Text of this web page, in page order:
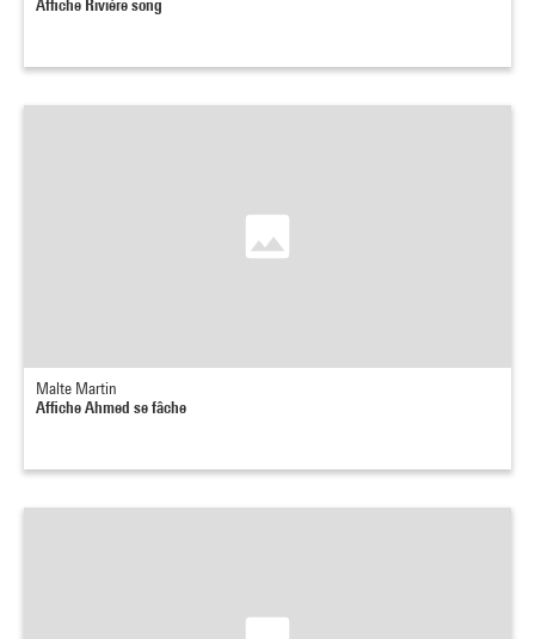
Affiche Rivière song
Malte Martin
Affiche Ahmed se fâche